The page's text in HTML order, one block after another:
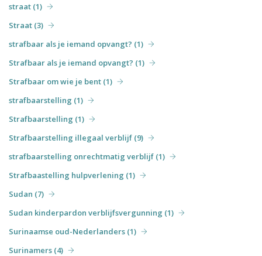
straat (1)
Straat (3)
strafbaar als je iemand opvangt? (1)
Strafbaar als je iemand opvangt? (1)
Strafbaar om wie je bent (1)
strafbaarstelling (1)
Strafbaarstelling (1)
Strafbaarstelling illegaal verblijf (9)
strafbaarstelling onrechtmatig verblijf (1)
Strafbaastelling hulpverlening (1)
Sudan (7)
Sudan kinderpardon verblijfsvergunning (1)
Surinaamse oud-Nederlanders (1)
Surinamers (4)